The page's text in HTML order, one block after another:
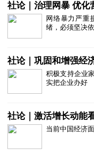
社论｜治理网暴 优化
网络暴力严重
绪，必须坚决
社论｜巩固和增强经
积极支持企业
实把企业办好
社论｜激活增长动能
当前中国经济